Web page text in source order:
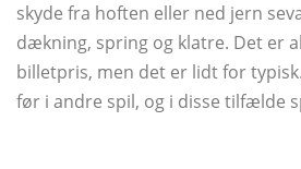
skyde fra hoften eller ned jern
dækning, spring og klatre. Det er
billetpris, men det er lidt for
før i andre spil, og i disse tilfælde